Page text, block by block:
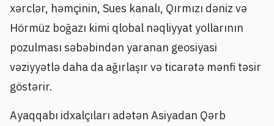
xərclər, həmçinin, Sues kanalı, Qırmızı dəniz və
Hörmüz boğazı kimi qlobal nəqliyyat yollarının
pozulması səbəbindən yaranan geosiyasi
vəziyyətlə daha da ağırlaşır və ticarətə mənfi təsir
göstərir.
Ayaqqabı idxalçıları adətən Asiyadan Qərb